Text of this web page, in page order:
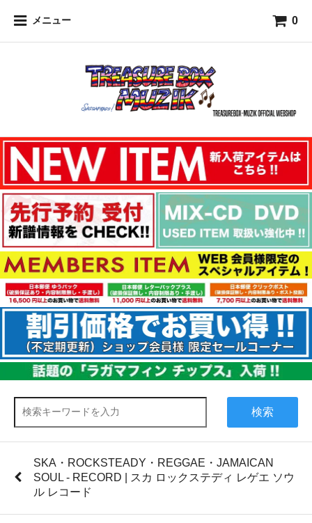
メニュー 0
検索
SKA・ROCKSTEADY・REGGAE・JAMAICAN
SOUL - RECORD | スカ ロックステディ レゲエ ソウ
ル レコード